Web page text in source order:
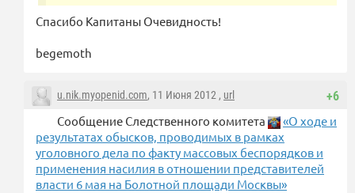
Спасибо Капитаны Очевидность!
begemoth
+6
u.nik.myopenid.com, 11 Июня 2012 , url
Сообщение Следственного комитета
«О ходе и
результатах обысков, проводимых в рамках
уголовного дела по факту массовых беспорядков и
применения насилия в отношении представителей
власти 6 мая на Болотной площади Москвы»